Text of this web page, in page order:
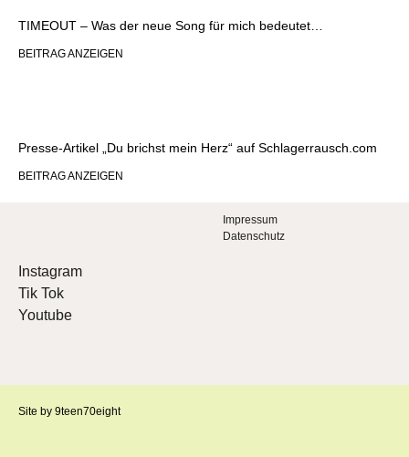
TIMEOUT – Was der neue Song für mich bedeutet…
BEITRAG ANZEIGEN
Presse-Artikel „Du brichst mein Herz“ auf Schlagerrausch.com
BEITRAG ANZEIGEN
Instagram
Tik Tok
Youtube
Impressum
Datenschutz
Site by 9teen70eight